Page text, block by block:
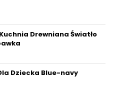
Drewniana Światło
Dziecka Blue-navy